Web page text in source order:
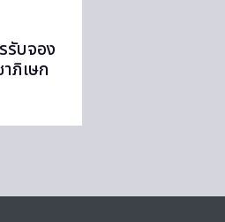
รับจอง
ภิเษก